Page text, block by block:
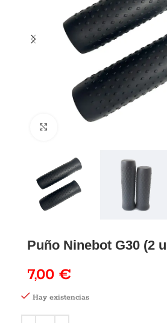
Puño Ninebot G30 (2
7,00 €
Hay existencias